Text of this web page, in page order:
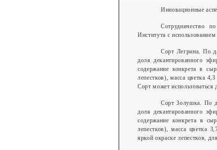
Инновационные
Сотрудничество
Института с
Сорт Легрина. По
доля декантированного
содержание конкрета в
лепестков), масса цветка
Сорт может использоваться
Сорт Золушка. По
доля декантированного
содержание конкрета в
лепестков), масса цветка
яркой окраске лепестков,